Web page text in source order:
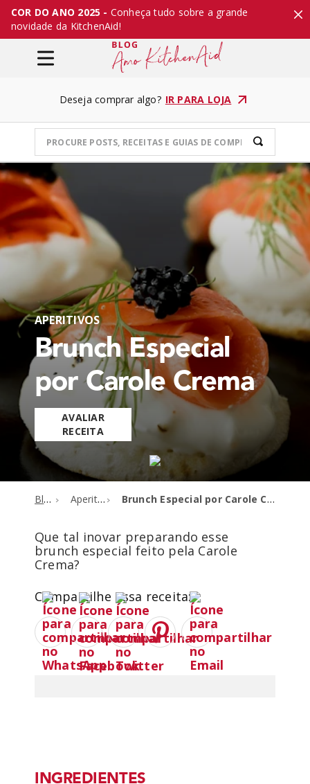
COR DO ANO 2025 - Conheça tudo sobre a grande
novidade da KitchenAid!
Deseja comprar algo? IR PARA LOJA
APERITIVOS
Brunch Especial
por Carole Crema
AVALIAR
RECEITA
Blog Aperitivos Brunch Especial por Carole Crema
Que tal inovar preparando esse
brunch especial feito pela Carole
Crema?
Compartilhe essa receita:
INGREDIENTES